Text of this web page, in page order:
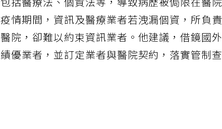
括醫療法、個資法等，導致病歷被侷限在醫院
情期間，資訊及醫療業者若洩漏個資，所負責
院，卻難以約束資訊業者。他建議，借鏡國外
優業者，並訂定業者與醫院契約，落實管制查